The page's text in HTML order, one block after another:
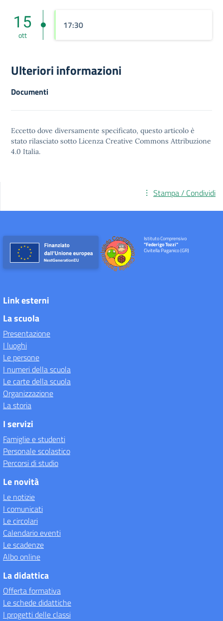
15
ott
17:30
Ulteriori informazioni
Documenti
Eccetto dove diversamente specificato, questo articolo è
stato rilasciato sotto Licenza Creative Commons Attribuzione
4.0 Italia.
Stampa / Condividi
Istituto Comprensivo
"Federigo Tozzi"
Civitella Paganico (GR)
Link esterni
La scuola
Presentazione
I luoghi
Le persone
I numeri della scuola
Le carte della scuola
Organizzazione
La storia
I servizi
Famiglie e studenti
Personale scolastico
Percorsi di studio
Le novità
Le notizie
I comunicati
Le circolari
Calendario eventi
Le scadenze
Albo online
La didattica
Offerta formativa
Le schede didattiche
I progetti delle classi